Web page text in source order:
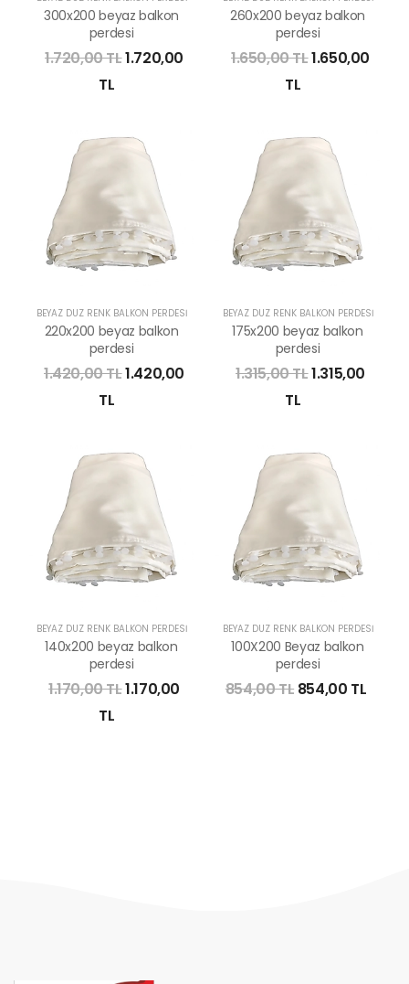
300x200 beyaz balkon
perdesi
1.720,00 TL1.720,00
TL
260x200 beyaz balkon
perdesi
1.650,00 TL1.650,00
TL
BEYAZ DÜZ RENK BALKON PERDESI
220x200 beyaz balkon
perdesi
1.420,00 TL1.420,00
TL
BEYAZ DÜZ RENK BALKON PERDESI
175x200 beyaz balkon
perdesi
1.315,00 TL1.315,00
TL
BEYAZ DÜZ RENK BALKON PERDESI
140x200 beyaz balkon
perdesi
1.170,00 TL1.170,00
TL
BEYAZ DÜZ RENK BALKON PERDESI
100X200 Beyaz balkon
perdesi
854,00 TL 854,00 TL